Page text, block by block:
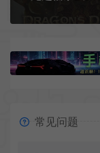
常见问题